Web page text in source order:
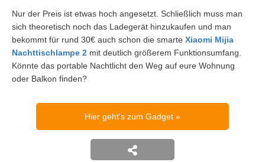
Nur der Preis ist etwas hoch angesetzt. Schließlich muss man
sich theoretisch noch das Ladegerät hinzukaufen und man
bekommt für rund 30€ auch schon die smarte Xiaomi Mijia
Nachttischlampe 2 mit deutlich größerem Funktionsumfang.
Könnte das portable Nachtlicht den Weg auf eure Wohnung
oder Balkon finden?
Hier geht's zum Gadget